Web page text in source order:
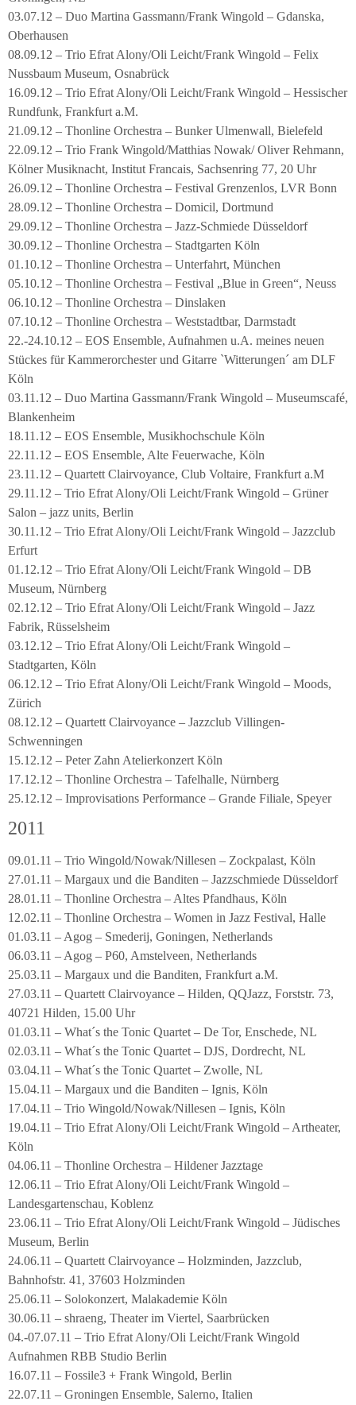
03.07.12 – Duo Martina Gassmann/Frank Wingold – Gdanska,
Oberhausen
08.09.12 – Trio Efrat Alony/Oli Leicht/Frank Wingold – Felix
Nussbaum Museum, Osnabrück
16.09.12 – Trio Efrat Alony/Oli Leicht/Frank Wingold – Hessischer
Rundfunk, Frankfurt a.M.
21.09.12 – Thonline Orchestra – Bunker Ulmenwall, Bielefeld
22.09.12 – Trio Frank Wingold/Matthias Nowak/ Oliver Rehmann,
Kölner Musiknacht, Institut Francais, Sachsenring 77, 20 Uhr
26.09.12 – Thonline Orchestra – Festival Grenzenlos, LVR Bonn
28.09.12 – Thonline Orchestra – Domicil, Dortmund
29.09.12 – Thonline Orchestra – Jazz-Schmiede Düsseldorf
30.09.12 – Thonline Orchestra – Stadtgarten Köln
01.10.12 – Thonline Orchestra – Unterfahrt, München
05.10.12 – Thonline Orchestra – Festival „Blue in Green“, Neuss
06.10.12 – Thonline Orchestra – Dinslaken
07.10.12 – Thonline Orchestra – Weststadtbar, Darmstadt
22.-24.10.12 – EOS Ensemble, Aufnahmen u.A. meines neuen
Stückes für Kammerorchester und Gitarre `Witterungen´ am DLF
Köln
03.11.12 – Duo Martina Gassmann/Frank Wingold – Museumscafé,
Blankenheim
18.11.12 – EOS Ensemble, Musikhochschule Köln
22.11.12 – EOS Ensemble, Alte Feuerwache, Köln
23.11.12 – Quartett Clairvoyance, Club Voltaire, Frankfurt a.M
29.11.12 – Trio Efrat Alony/Oli Leicht/Frank Wingold – Grüner
Salon – jazz units, Berlin
30.11.12 – Trio Efrat Alony/Oli Leicht/Frank Wingold – Jazzclub
Erfurt
01.12.12 – Trio Efrat Alony/Oli Leicht/Frank Wingold – DB
Museum, Nürnberg
02.12.12 – Trio Efrat Alony/Oli Leicht/Frank Wingold – Jazz
Fabrik, Rüsselsheim
03.12.12 – Trio Efrat Alony/Oli Leicht/Frank Wingold –
Stadtgarten, Köln
06.12.12 – Trio Efrat Alony/Oli Leicht/Frank Wingold – Moods,
Zürich
08.12.12 – Quartett Clairvoyance – Jazzclub Villingen-
Schwenningen
15.12.12 – Peter Zahn Atelierkonzert Köln
17.12.12 – Thonline Orchestra – Tafelhalle, Nürnberg
25.12.12 – Improvisations Performance – Grande Filiale, Speyer
2011
09.01.11 – Trio Wingold/Nowak/Nillesen – Zockpalast, Köln
27.01.11 – Margaux und die Banditen – Jazzschmiede Düsseldorf
28.01.11 – Thonline Orchestra – Altes Pfandhaus, Köln
12.02.11 – Thonline Orchestra – Women in Jazz Festival, Halle
01.03.11 – Agog – Smederij, Goningen, Netherlands
06.03.11 – Agog – P60, Amstelveen, Netherlands
25.03.11 – Margaux und die Banditen, Frankfurt a.M.
27.03.11 – Quartett Clairvoyance – Hilden, QQJazz, Forststr. 73,
40721 Hilden, 15.00 Uhr
01.03.11 – What´s the Tonic Quartet – De Tor, Enschede, NL
02.03.11 – What´s the Tonic Quartet – DJS, Dordrecht, NL
03.04.11 – What´s the Tonic Quartet – Zwolle, NL
15.04.11 – Margaux und die Banditen – Ignis, Köln
17.04.11 – Trio Wingold/Nowak/Nillesen – Ignis, Köln
19.04.11 – Trio Efrat Alony/Oli Leicht/Frank Wingold – Artheater,
Köln
04.06.11 – Thonline Orchestra – Hildener Jazztage
12.06.11 – Trio Efrat Alony/Oli Leicht/Frank Wingold –
Landesgartenschau, Koblenz
23.06.11 – Trio Efrat Alony/Oli Leicht/Frank Wingold – Jüdisches
Museum, Berlin
24.06.11 – Quartett Clairvoyance – Holzminden, Jazzclub,
Bahnhofstr. 41, 37603 Holzminden
25.06.11 – Solokonzert, Malakademie Köln
30.06.11 – shraeng, Theater im Viertel, Saarbrücken
04.-07.07.11 – Trio Efrat Alony/Oli Leicht/Frank Wingold
Aufnahmen RBB Studio Berlin
16.07.11 – Fossile3 + Frank Wingold, Berlin
22.07.11 – Groningen Ensemble, Salerno, Italien